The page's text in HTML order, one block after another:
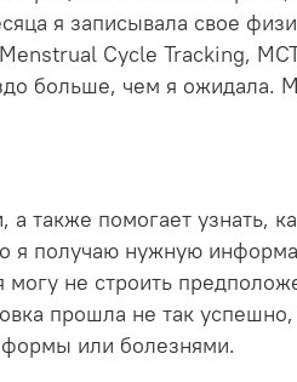
я записывала свое
Cycle Tracking,
больше, чем я ожидала.
помогает узнать,
я получаю нужную
не строить
прошла не так
формы или болезнями.